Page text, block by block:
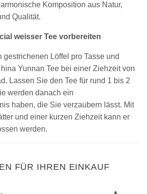
Komposition aus Natur,
Qualität.
weisser Tee vorbereiten
gestrichenen Löffel pro Tasse und
Yunnan Tee bei einer Ziehzeit von
Lassen Sie den Tee für rund 1 bis 2
werden danach ein
haben, die Sie verzaubern lässt. Mit
und einer kurzen Ziehzeit kann er
werden.
FÜR IHREN EINKAUF